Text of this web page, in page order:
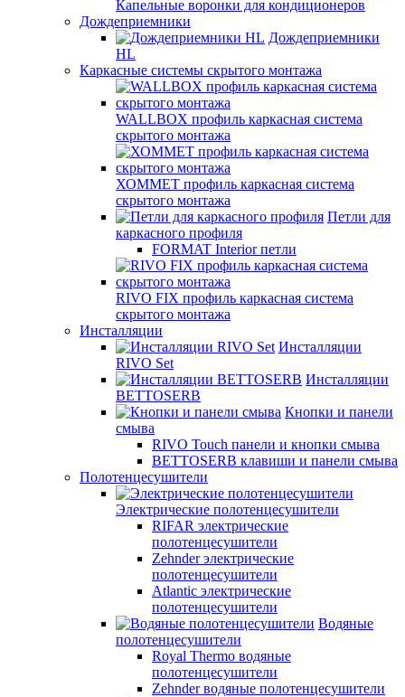
Капельные воронки для кондиционеров
Дождеприемники
Дождеприемники
HL
Каркасные системы скрытого монтажа
WALLBOX профиль каркасная система
скрытого монтажа
ХОММЕТ профиль каркасная система
скрытого монтажа
Петли для
каркасного профиля
FORMAT Interior петли
RIVO FIX профиль каркасная система
скрытого монтажа
Инсталляции
Инсталляции
RIVO Set
Инсталляции
BETTOSERB
Кнопки и панели
смыва
RIVO Touch панели и кнопки смыва
BETTOSERB клавиши и панели смыва
Полотенцесушители
Электрические полотенцесушители
RIFAR электрические
полотенцесушители
Zehnder электрические
полотенцесушители
Atlantic электрические
полотенцесушители
Водяные
полотенцесушители
Royal Thermo водяные
полотенцесушители
Zehnder водяные полотенцесушители